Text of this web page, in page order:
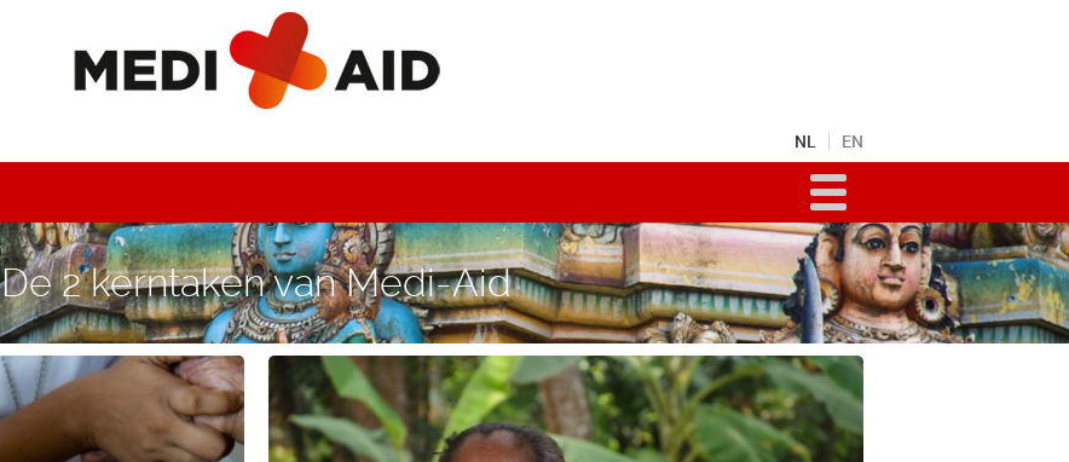
NL EN
De 2 kerntaken van Medi-Aid